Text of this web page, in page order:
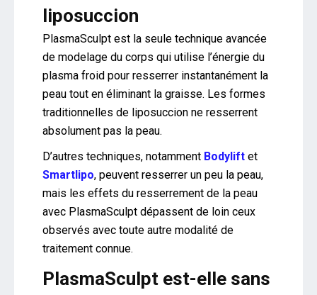
liposuccion
PlasmaSculpt est la seule technique avancée
de modelage du corps qui utilise l’énergie du
plasma froid pour resserrer instantanément la
peau tout en éliminant la graisse. Les formes
traditionnelles de liposuccion ne resserrent
absolument pas la peau.
D’autres techniques, notamment Bodylift et
Smartlipo, peuvent resserrer un peu la peau,
mais les effets du resserrement de la peau
avec PlasmaSculpt dépassent de loin ceux
observés avec toute autre modalité de
traitement connue.
PlasmaSculpt est-elle sans